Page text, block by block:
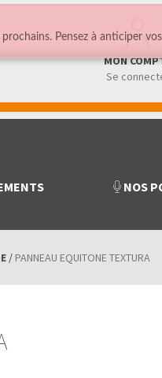
MON
Se
NOS
/ PANNEAU EQUITONE TEXTURA
Pensez à anticiper